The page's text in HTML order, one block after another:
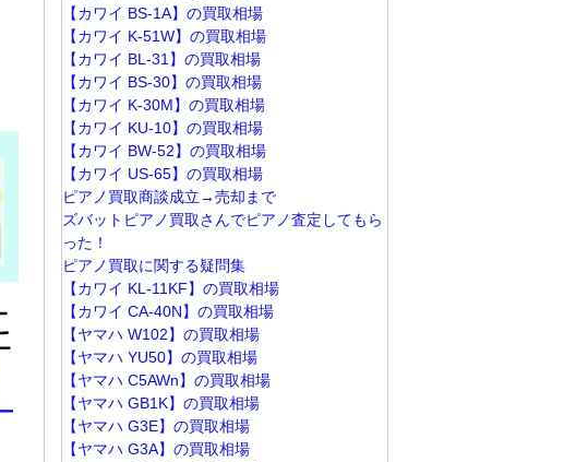
【カワイ BS-1A】の買取相場
【カワイ K-51W】の買取相場
【カワイ BL-31】の買取相場
【カワイ BS-30】の買取相場
【カワイ K-30M】の買取相場
【カワイ KU-10】の買取相場
【カワイ BW-52】の買取相場
【カワイ US-65】の買取相場
ピアノ買取商談成立→売却まで
ズバットピアノ買取さんでピアノ査定してもら
った！
ピアノ買取に関する疑問集
【カワイ KL-11KF】の買取相場
【カワイ CA-40N】の買取相場
【ヤマハ W102】の買取相場
【ヤマハ YU50】の買取相場
【ヤマハ C5AWn】の買取相場
【ヤマハ GB1K】の買取相場
【ヤマハ G3E】の買取相場
【ヤマハ G3A】の買取相場